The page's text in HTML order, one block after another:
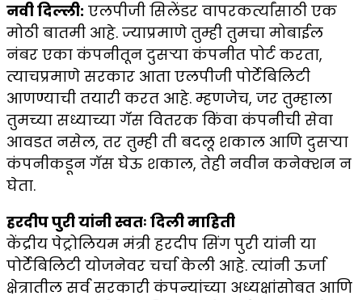
नवी दिल्ली: एलपीजी सिलेंडर वापरकर्त्यांसाठी एक
मोठी बातमी आहे. ज्याप्रमाणे तुम्ही तुमचा मोबाईल
नंबर एका कंपनीतून दुसऱ्या कंपनीत पोर्ट करता,
त्याचप्रमाणे सरकार आता एलपीजी पोर्टेबिलिटी
आणण्याची तयारी करत आहे. म्हणजेच, जर तुम्हाला
तुमच्या सध्याच्या गॅस वितरक किंवा कंपनीची सेवा
आवडत नसेल, तर तुम्ही ती बदलू शकाल आणि दुसऱ्या
कंपनीकडून गॅस घेऊ शकाल, तेही नवीन कनेक्शन न
घेता.
हरदीप पुरी यांनी स्वतः दिली माहिती
केंद्रीय पेट्रोलियम मंत्री हरदीप सिंग पुरी यांनी या
पोर्टेबिलिटी योजनेवर चर्चा केली आहे. त्यांनी ऊर्जा
क्षेत्रातील सर्व सरकारी कंपन्यांच्या अध्यक्षांसोबत आणि